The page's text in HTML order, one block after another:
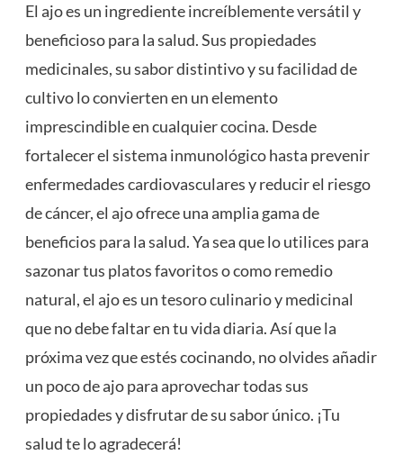
El ajo es un ingrediente increíblemente versátil y
beneficioso para la salud. Sus propiedades
medicinales, su sabor distintivo y su facilidad de
cultivo lo convierten en un elemento
imprescindible en cualquier cocina. Desde
fortalecer el sistema inmunológico hasta prevenir
enfermedades cardiovasculares y reducir el riesgo
de cáncer, el ajo ofrece una amplia gama de
beneficios para la salud. Ya sea que lo utilices para
sazonar tus platos favoritos o como remedio
natural, el ajo es un tesoro culinario y medicinal
que no debe faltar en tu vida diaria. Así que la
próxima vez que estés cocinando, no olvides añadir
un poco de ajo para aprovechar todas sus
propiedades y disfrutar de su sabor único. ¡Tu
salud te lo agradecerá!